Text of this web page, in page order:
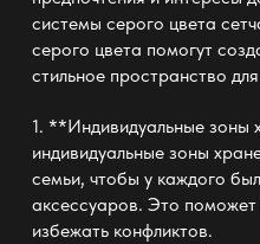
системы серого цвета
серого цвета помогут
стильное пространство
1. **Индивидуальные зоны
индивидуальные зоны
семьи, чтобы у каждого
аксессуаров. Это
избежать конфликтов.